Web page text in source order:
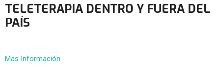
TELETERAPIA DENTRO Y FUERA DEL
PAÍS
Más Información